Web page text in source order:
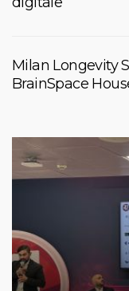
Milan Longevity
BrainSpace